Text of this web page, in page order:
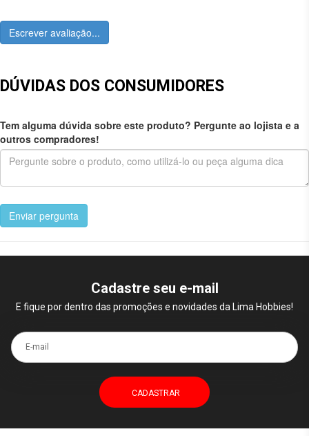
Escrever avaliação...
DÚVIDAS DOS CONSUMIDORES
Tem alguma dúvida sobre este produto? Pergunte ao lojista e a
outros compradores!
Enviar pergunta
Cadastre seu e-mail
E fique por dentro das promoções e novidades da Lima Hobbies!
E-mail